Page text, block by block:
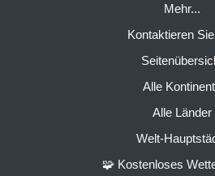
Mehr...
Kontaktieren
Alle
Alle Länder
Welt-
🧩 Kostenloses